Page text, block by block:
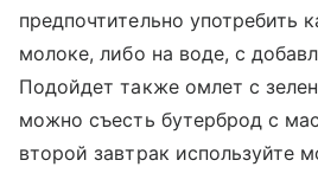
предпочтительно употребить
молоке, либо на воде, с
Подойдет также омлет с
можно съесть бутерброд с
второй завтрак используйте